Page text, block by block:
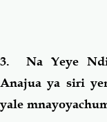
3. Na Yeye
Anajua ya siri
yale